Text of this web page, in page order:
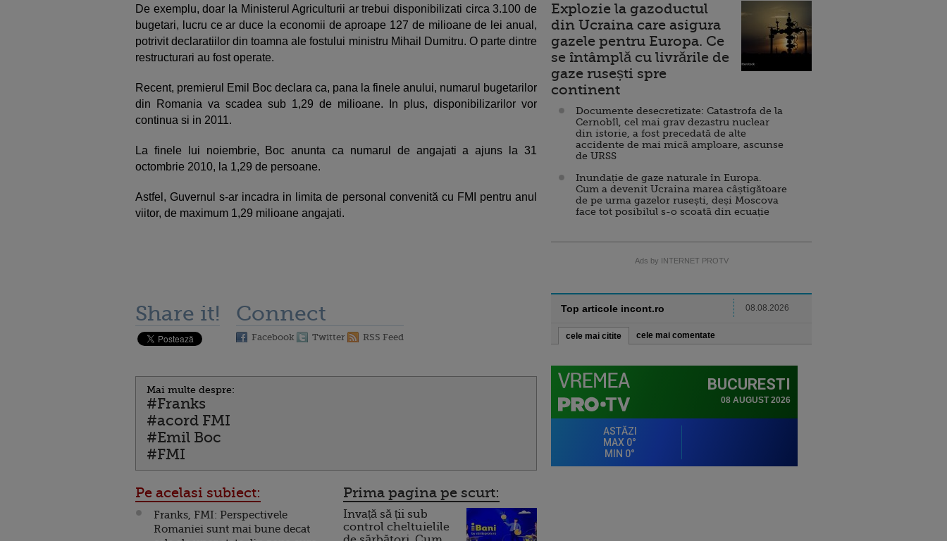
De exemplu, doar la Ministerul Agriculturii ar trebui disponibilizati circa 3.100 de
bugetari, lucru ce ar duce la economii de aproape 127 de milioane de lei anual,
potrivit declaratiilor din toamna ale fostului ministru Mihail Dumitru. O parte dintre
restructurari au fost operate.
Recent, premierul Emil Boc declara ca, pana la finele anului, numarul bugetarilor
din Romania va scadea sub 1,29 de milioane. In plus, disponibilizarilor vor
continua si in 2011.
La finele lui noiembrie, Boc anunta ca numarul de angajati a ajuns la 31
octombrie 2010, la 1,29 de persoane.
Astfel, Guvernul s-ar incadra in limita de personal convenită cu FMI pentru anul
viitor, de maximum 1,29 milioane angajati.
Share it! Connect
Facebook Twitter RSS Feed
Mai multe despre:
#Franks
#acord FMI
#Emil Boc
#FMI
Pe acelasi subiect:
Franks, FMI: Perspectivele
Romaniei sunt mai bune decat
Prima pagina pe scurt:
Invață să ții sub
control cheltuielile
Explozie la gazoductul
din Ucraina care asigura
gazele pentru Europa. Ce
se întâmplă cu livrările de
gaze rusești spre
continent
Documente desecretizate: Catastrofa de la
Cernobîl, cel mai grav dezastru nuclear
din istorie, a fost precedată de alte
accidente de mai mică amploare, ascunse
de URSS
Inundație de gaze naturale în Europa.
Cum a devenit Ucraina marea câștigătoare
de pe urma gazelor rusești, deși Moscova
face tot posibilul s-o scoată din ecuație
Ads by INTERNET PROTV
Top articole incont.ro 08.08.2026
cele mai citite cele mai comentate